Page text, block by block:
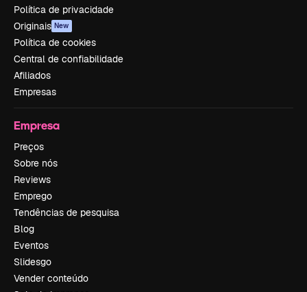
Política de privacidade
Originais New
Política de cookies
Central de confiabilidade
Afiliados
Empresas
Empresa
Preços
Sobre nós
Reviews
Emprego
Tendências de pesquisa
Blog
Eventos
Slidesgo
Vender conteúdo